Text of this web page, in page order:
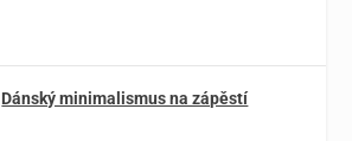
Dánský minimalismus na zápěstí